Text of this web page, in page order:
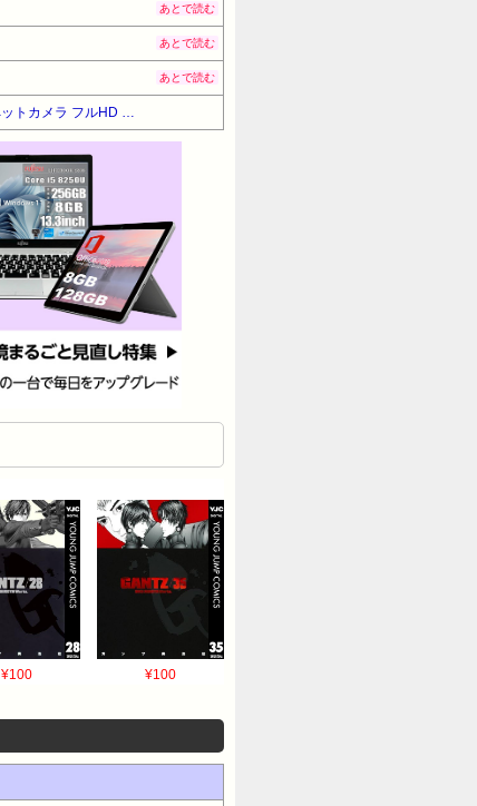
あとで読む
あとで読む
あとで読む
【暮らし応援サマーSale】【23%OFF！】 【Amazon Alexa 認定取得】 TP-Link ネットワークWi-Fiカメラ ペットカメラ フルHD 屋内カメラ 夜間撮影 相互音声会話 動作検知 スマホ通知 ドーム型防犯カメラ Tapo C200 3年保証
¥100 ¥100